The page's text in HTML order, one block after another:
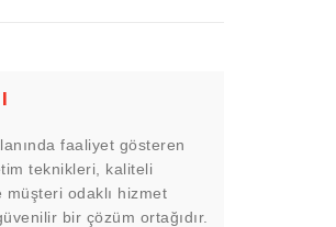
faaliyet gösteren
teknikleri, kaliteli
müşteri odaklı hizmet
bir çözüm ortağıdır.